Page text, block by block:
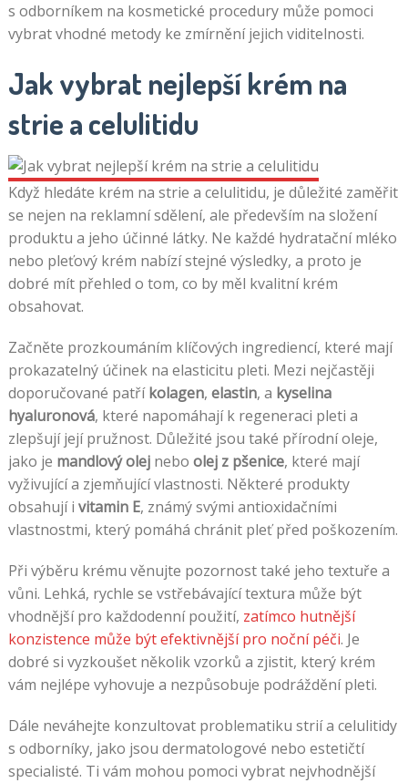
s odborníkem na kosmetické procedury může pomoci
vybrat vhodné metody ke zmírnění jejich viditelnosti.
Jak vybrat nejlepší krém na
strie a celulitidu
Když hledáte krém na strie a celulitidu, je důležité zaměřit
se nejen na reklamní sdělení, ale především na složení
produktu a jeho účinné látky. Ne každé hydratační mléko
nebo pleťový krém nabízí stejné výsledky, a proto je
dobré mít přehled o tom, co by měl kvalitní krém
obsahovat.
Začněte prozkoumáním klíčových ingrediencí, které mají
prokazatelný účinek na elasticitu pleti. Mezi nejčastěji
doporučované patříkolagen, elastin, a kyselina
hyaluronová, které napomáhají k regeneraci pleti a
zlepšují její pružnost. Důležité jsou také přírodní oleje,
jako je mandlový olejnebo olej z pšenice, které mají
vyživující a zjemňující vlastnosti. Některé produkty
obsahují i vitamin E, známý svými antioxidačními
vlastnostmi, který pomáhá chránit pleť před poškozením.
Při výběru krému věnujte pozornost také jeho textuře a
vůni. Lehká, rychle se vstřebávající textura může být
vhodnější pro každodenní použití, zatímco hutnější
konzistence může být efektivnější pro noční péči. Je
dobré si vyzkoušet několik vzorků a zjistit, který krém
vám nejlépe vyhovuje a nezpůsobuje podráždění pleti.
Dále neváhejte konzultovat problematiku strií a celulitidy
s odborníky, jako jsou dermatologové nebo estetičtí
specialisté. Ti vám mohou pomoci vybrat nejvhodnější